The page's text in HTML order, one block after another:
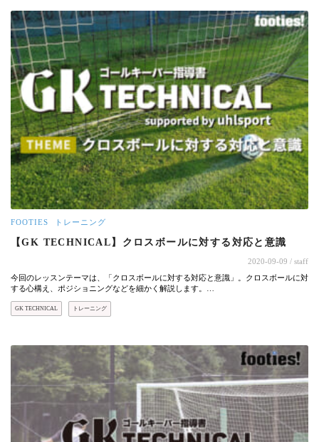
FOOTIES トレーニング
【GK TECHNICAL】クロスボールに対する対応と意識
2020-09-09 / staff
今回のレッスンテーマは、「クロスボールに対する対応と意識」。クロスボールに対
する心構え、ポジショニングなどを細かく解説します。…
GK TECHNICAL トレーニング